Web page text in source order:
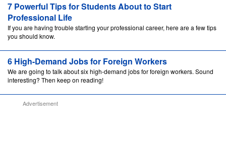
7 Powerful Tips for Students About to Start
Professional Life
If you are having trouble starting your professional career, here are a few tips
you should know.
6 High-Demand Jobs for Foreign Workers
We are going to talk about six high-demand jobs for foreign workers. Sound
interesting? Then keep on reading!
Advertisement